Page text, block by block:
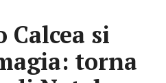
Calcea si
torna